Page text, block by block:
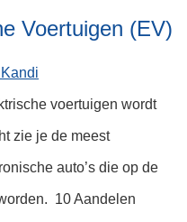
Voertuigen (EV)
voertuigen wordt
zie je de meest
auto’s die op de
10 Aandelen